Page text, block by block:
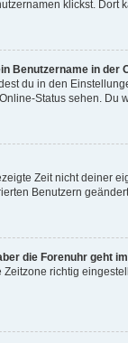
klickst. Dort
Benutzername in der
du in den
Status sehen. Du
Zeit nicht deiner
Benutzern
die Forenuhr geht
richtig